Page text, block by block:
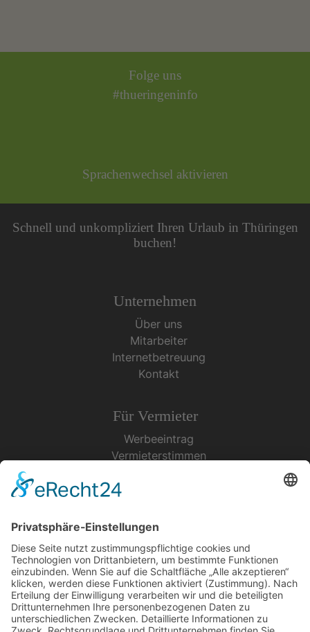
Folge uns
#thueringeninfo
Sprachenwechsel aktivieren
Schnell und unkompliziert Ihren Urlaub in Thüringen
buchen!
Unternehmen
Über uns
Mitarbeiter
Internetbetreuung
Kontakt
Für Vermieter
Werbeeintrag
Vermieterstimmen
Urlaubsservice
Bücher, Karten & CD's
Ihre Anreise
Wetter